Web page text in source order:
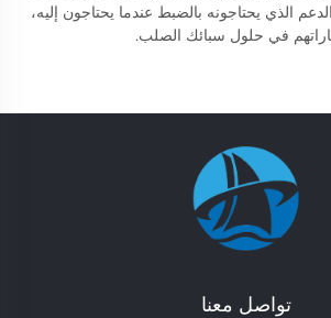
الذي يحتاجونه بالضبط عندما يحتاجون إليه،
في حلول سبائك الصلب.
تواصل معنا